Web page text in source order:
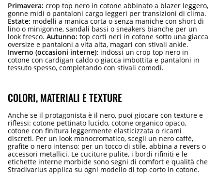
Primavera: crop top nero in cotone abbinato a blazer leggero,
gonne midi o pantaloni cargo leggeri per transizioni di clima.
Estate: modelli a manica corta o senza maniche con short di
lino o minigonne, sandali bassi o sneakers bianche per un
look fresco. Autunno: top corti neri in cotone sotto una giacca
oversize e pantaloni a vita alta, magari con stivali ankle.
Inverno (occasioni interne): indossi un crop top nero in
cotone con cardigan caldo o giacca imbottita e pantaloni in
tessuto spesso, completando con stivali comodi.
COLORI, MATERIALI E TEXTURE
Anche se il protagonista è il nero, puoi giocare con texture e
riflessi: cotone pettinato lucido, cotone organico opaco,
cotone con finitura leggermente elasticizzata o ricami
discreti. Per un look monocromatico, scegli un nero caffè,
grafite o nero intenso; per un tocco di stile, abbina a revers o
accessori metallici. Le cuciture pulite, i bordi rifiniti e le
etichette interne morbide sono segni di comfort e qualità che
Stradivarius applica su ogni modello di top corto in cotone.